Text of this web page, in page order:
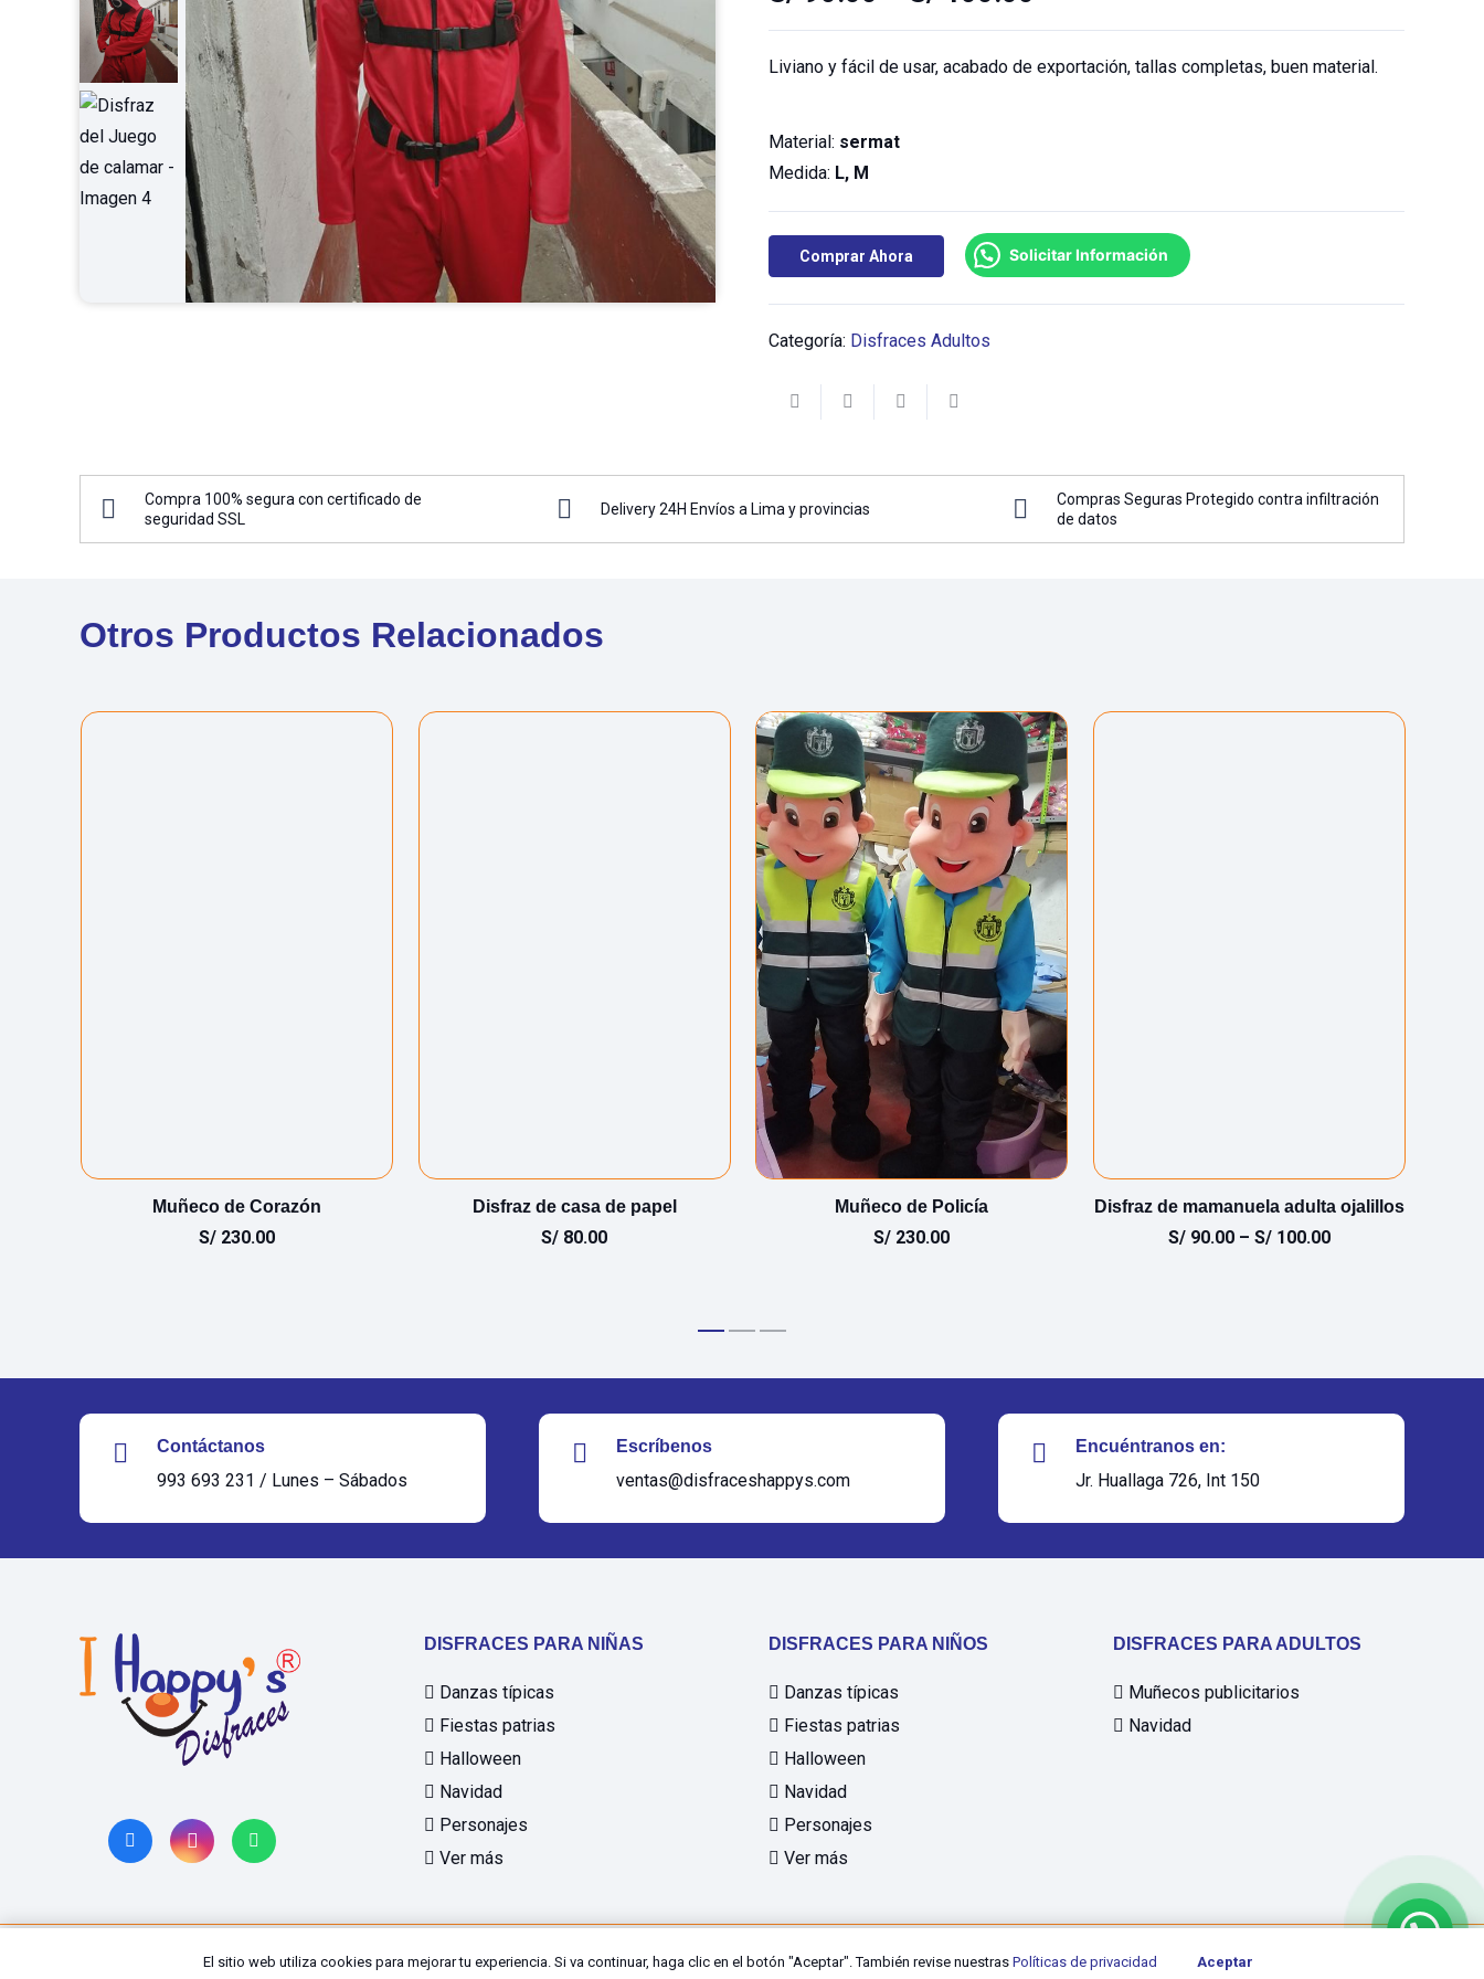
Liviano y fácil de usar, acabado de exportación, tallas completas, buen material.
Material: sermat
Medida: L, M
Comprar Ahora Solicitar Información
Categoría: Disfraces Adultos
Compra 100% segura con certificado de
seguridad SSL
Delivery 24H Envíos a Lima y provincias
Compras Seguras Protegido contra infiltración
de datos
Otros Productos Relacionados
Muñeco de Corazón
S/ 230.00
Disfraz de casa de papel
S/ 80.00
Muñeco de Policía
S/ 230.00
Disfraz de mamanuela adulta ojalillos
S/90.00– S/100.00
Contáctanos
993 693 231 / Lunes – Sábados
Escríbenos
ventas@disfraceshappys.com
Encuéntranos en:
Jr. Huallaga 726, Int 150
DISFRACES PARA NIÑAS
Danzas típicas
Fiestas patrias
Halloween
Navidad
Personajes
Ver más
DISFRACES PARA NIÑOS
Danzas típicas
Fiestas patrias
Halloween
Navidad
Personajes
Ver más
DISFRACES PARA ADULTOS
Muñecos publicitarios
Navidad
© 2025 Disfrases Happys SAC Desarrollado por:
El sitio web utiliza cookies para mejorar tu experiencia. Si va continuar, haga clic en el botón "Aceptar". También revise nuestras Políticas de privacidad Aceptar